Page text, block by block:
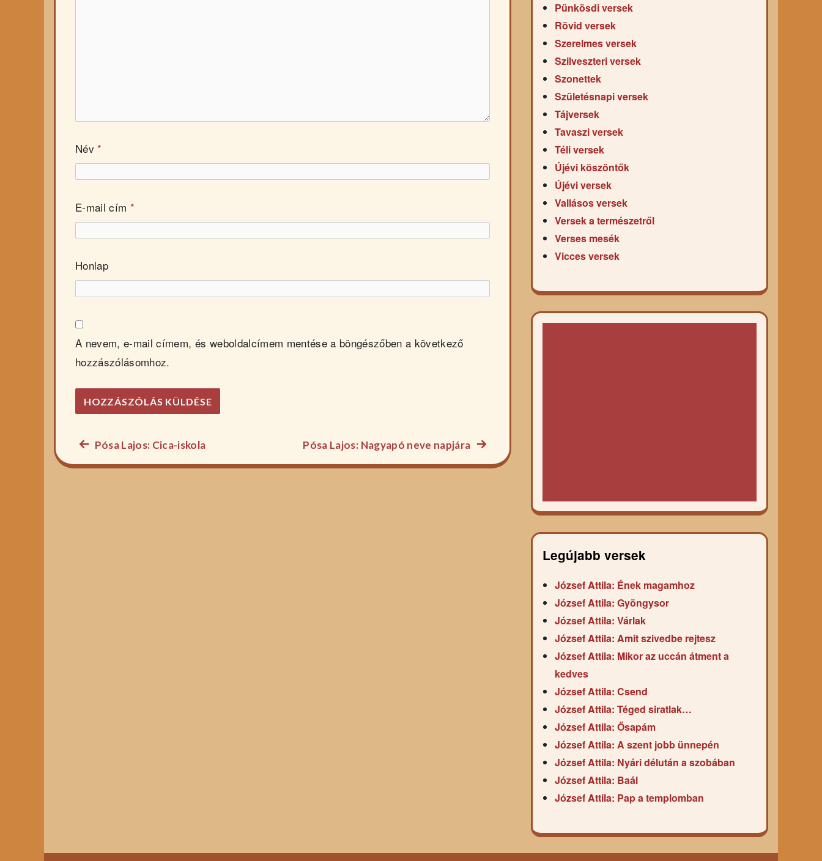
Név *
E-mail cím *
Honlap
A nevem, e-mail címem, és weboldalcímem mentése a böngészőben a következő
hozzászólásomhoz.
Bejegyzés
Előző
főzelék
Pósa Lajos: Cica-iskola Pósa Lajos: Nagyapó neve napjára Következő
főzelék
Pünkösdi versek
Rövid versek
Szerelmes versek
Szilveszteri versek
Szonettek
Születésnapi versek
Tájversek
Tavaszi versek
Téli versek
Újévi köszöntők
Újévi versek
Vallásos versek
Versek a természetről
Verses mesék
Vicces versek
Legújabb versek
József Attila: Ének magamhoz
József Attila: Gyöngysor
József Attila: Várlak
József Attila: Amit szivedbe rejtesz
József Attila: Mikor az uccán átment a
kedves
József Attila: Csend
József Attila: Téged siratlak…
József Attila: Ősapám
József Attila: A szent jobb ünnepén
József Attila: Nyári délután a szobában
József Attila: Baál
József Attila: Pap a templomban